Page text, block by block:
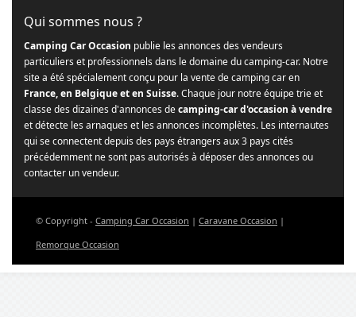
Qui sommes nous ?
Camping Car Occasion publie les annonces des vendeurs
particuliers et professionnels dans le domaine du camping-car. Notre
site a été spécialement conçu pour la vente de camping car en
France, en Belgique et en Suisse. Chaque jour notre équipe trie et
classe des dizaines d'annonces decamping-car d'occasion à vendre
et détecte les arnaques et les annonces incomplètes. Les internautes
qui se connectent depuis des pays étrangers aux 3 pays cités
précédemment ne sont pas autorisés à déposer des annonces ou
contacter un vendeur.
© Copyright - Camping Car Occasion | Caravane Occasion |
Remorque Occasion